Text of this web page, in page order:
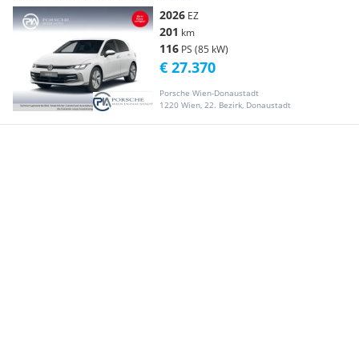
2026 EZ
201 km
116 PS (85 kW)
Porsche Wien-Donaustadt
1220 Wien, 22. Bezirk, Donaustadt
€ 27.370